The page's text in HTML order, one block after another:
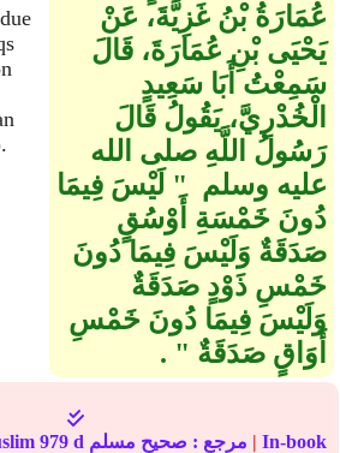
عُمَارَةُ بْنُ غَزِيَّةَ، عَنْ
يَحْيَى بْنِ عُمَارَةَ، قَالَ
سَمِعْتُ أَبَا سَعِيدٍ
الْخُدْرِيَّ، يَقُولُ قَالَ
رَسُولُ اللَّهِ صلى الله
عليه وسلم ‏ "‏ لَيْسَ فِيمَا
دُونَ خَمْسَةِ أَوْسُقٍ
صَدَقَةٌ وَلَيْسَ فِيمَا دُونَ
خَمْسِ ذَوْدٍ صَدَقَةٌ
وَلَيْسَ فِيمَا دُونَ خَمْسِ
أَوَاقٍ صَدَقَةٌ ‏"‏ ‏.‏
979 d مرجع : صحيح مسلم | In-book